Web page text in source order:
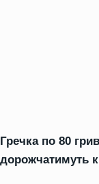
Гречка по 80
дорожчатимуть